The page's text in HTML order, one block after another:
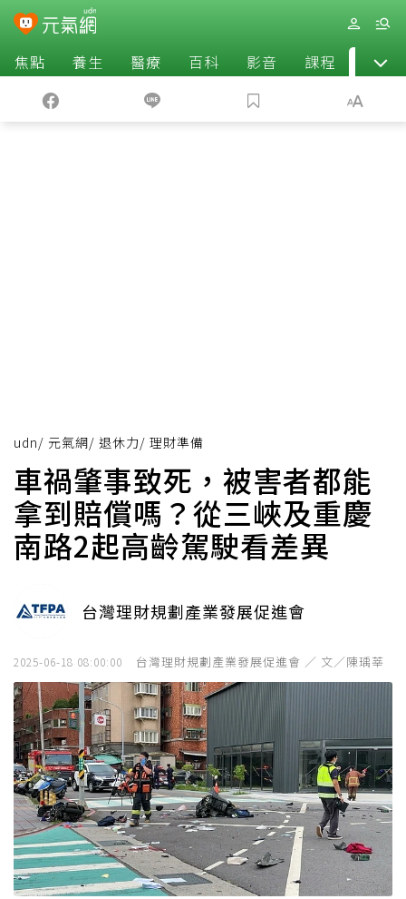
焦點 養生 醫療 百科 影音 課程 退休
udn/ 元氣網/ 退休力/ 理財準備
車禍肇事致死，被害者都能
拿到賠償嗎？從三峽及重慶
南路2起高齡駕駛看差異
台灣理財規劃產業發展促進會
2025-06-18 08:00:00 台灣理財規劃產業發展促進會 ／ 文／陳瑀莘